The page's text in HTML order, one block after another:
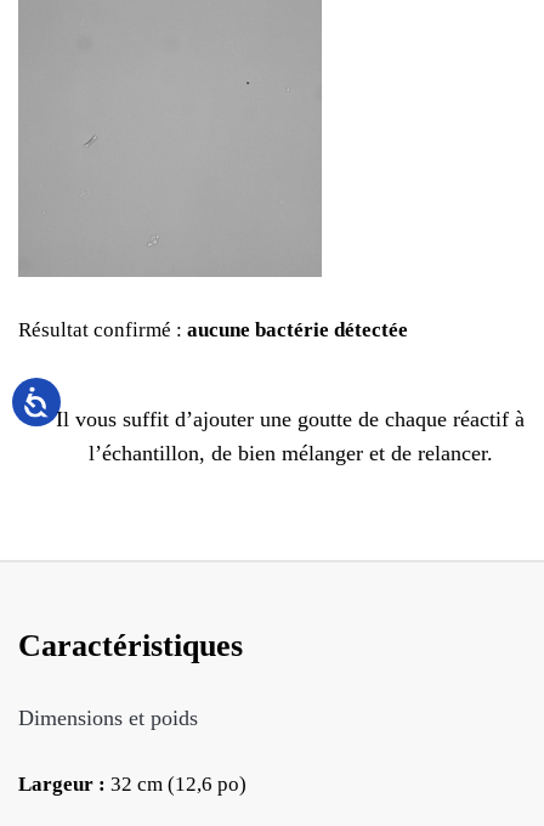
Résultat confirmé : aucune bactérie détectée
Il vous suffit d’ajouter une goutte de chaque réactif à
l’échantillon, de bien mélanger et de relancer.
Caractéristiques
Dimensions et poids
Largeur : 32 cm (12,6 po)